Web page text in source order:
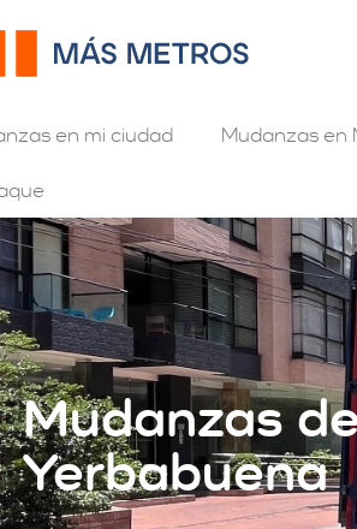
en mi ciudad Mudanzas en
Mudanzas
Yerbabuena